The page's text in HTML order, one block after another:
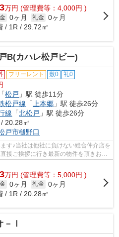
万円 (管理費等：4,000円 )
0ヶ月 礼金 0ヶ月
/ 1R / 29.72㎡
B(カハレ松戸ビー)
フリーレント 敷0 礼0
「松戸 」駅 徒歩11分
松戸線 「上本郷 」駅 徒歩26分
線 「北松戸 」駅 徒歩26分
20.28㎡
戸市樋野口
す♪当社は他社に負けない総合仲介店を
接ご挨拶に行き最新の物件を頂きお客
...
万円 (管理費等：5,000円 )
0ヶ月 礼金 0ヶ月
/ 1R / 20.28㎡
－Ⅰ